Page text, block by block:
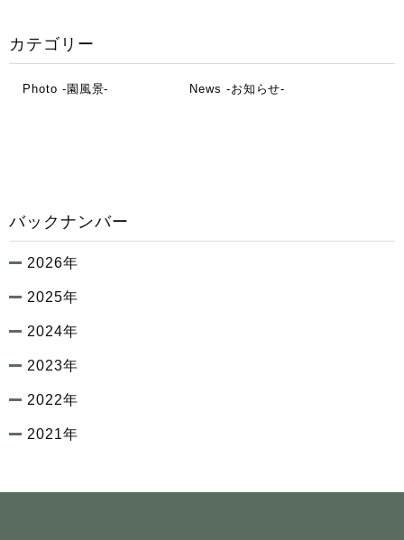
カテゴリー
Photo -園風景- News -お知らせ-
バックナンバー
2026年
2025年
2024年
2023年
2022年
2021年